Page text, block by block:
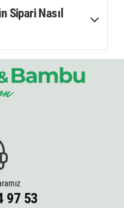
Sipari Nasıl
97 53